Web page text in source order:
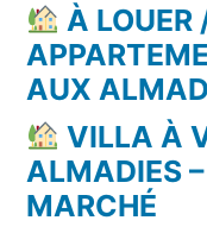
À LOUER
AUX
VILLA À
ALMADIES –
MARCHÉ